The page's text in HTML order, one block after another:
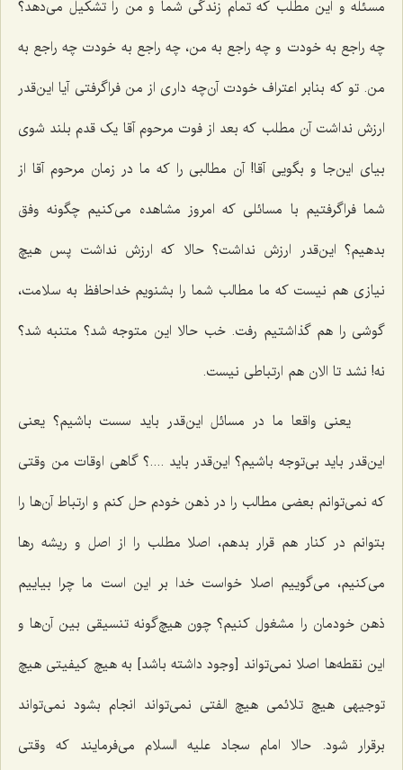
مسئله و این مطلب که تمام زندگی شما و من را تشکیل می‌دهد؟
چه راجع به خودت و چه راجع به من، چه راجع به خودت چه راجع به
من. تو که بنابر اعتراف خودت آن‌چه داری از من فراگرفتی آیا این‌قدر
ارزش نداشت آن مطلب که بعد از فوت مرحوم آقا یک قدم بلند شوی
بیای این‌جا و بگویی آقا! آن مطالبی را که ما در زمان مرحوم‌ آقا از
شما فراگرفتیم با مسائلی که امروز مشاهده می‌کنیم چگونه وفق
بدهیم؟ این‌قدر ارزش نداشت؟ حالا که ارزش نداشت پس هیچ
نیازی هم نیست که ما مطالب شما را بشنویم خداحافظ به سلامت،
گوشی را هم گذاشتیم رفت. خب حالا این متوجه شد؟ متنبه شد؟
نه! نشد تا الان هم ارتباطی نیست.
یعنی واقعا ما در مسائل این‌قدر باید سست باشیم؟ یعنی
این‌قدر باید بی‌توجه باشیم؟ این‌قدر باید ....؟ گاهی اوقات من وقتی
که نمی‌توانم بعضی مطالب را در ذهن خودم حل کنم و ارتباط آن‌ها را
بتوانم در کنار هم قرار بدهم، اصلا مطلب را از اصل و ریشه رها
می‌کنیم، می‌گوییم اصلا خواست خدا بر این است ما چرا بیاییم
ذهن خودمان را مشغول کنیم؟ چون هیچ‌گونه تنسیقی بین آن‌ها و
این نقطه‌ها اصلا نمی‌تواند [وجود داشته باشد] به هیچ کیفیتی هیچ
توجیهی هیچ تلائمی هیچ الفتی نمی‌تواند انجام بشود نمی‌تواند
برقرار شود. حالا امام سجاد علیه السلام می‌فرمایند که وقتی